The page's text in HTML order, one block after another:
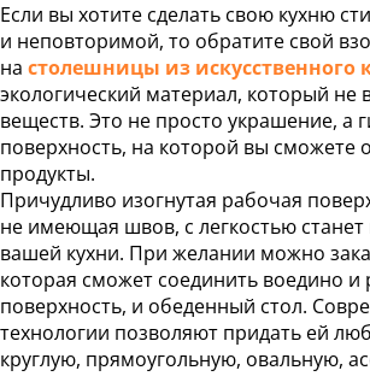
ЦЕНЫ
и оплата
Если вы хотите сделать свою кухню
и неповторимой, то обратите свой
на столешницы из искусственного
экологический материал, который не
веществ. Это не просто украшение, а
поверхность, на которой вы сможете
продукты.
Причудливо изогнутая рабочая
не имеющая швов, с легкостью
вашей кухни. При желании можно
которая сможет соединить воедино
поверхность, и обеденный стол.
технологии позволяют придать ей
круглую, прямоугольную, овальную,